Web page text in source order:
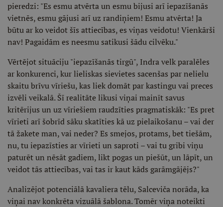
pieredzi: "Es esmu atvērta un esmu bijusi arī iepazīšanās
vietnēs, esmu gājusi arī uz randiņiem! Esmu atvērta! Ja
būtu ar ko veidot šīs attiecības, es viņas veidotu! Vienkārši
nav! Pagaidām es neesmu satikusi šādu cilvēku."
Vērtējot situāciju "iepazīšanās tirgū", Indra velk paralēles
ar konkurenci, kur lieliskas sievietes sacenšas par nelielu
skaitu brīvu vīriešu, kas liek domāt par kastingu vai preces
izvēli veikalā. Šī realitāte likusi viņai mainīt savus
kritērijus un uz vīriešiem raudzīties pragmatiskāk: "Es pret
vīrieti arī šobrīd sāku skatīties kā uz pielaikošanu – vai der
tā žakete man, vai neder? Es smejos, protams, bet tiešām,
nu, tu iepazīsties ar vīrieti un saproti – vai tu gribi viņu
paturēt un nēsāt gadiem, likt pogas un piešūt, un lāpīt, un
veidot tās attiecības, vai tas ir kaut kāds garāmgājējs?"
Analizējot potenciālā kavaliera tēlu, Salceviča norāda, ka
viņai nav konkrēta vizuālā šablona. Tomēr viņa noteikti